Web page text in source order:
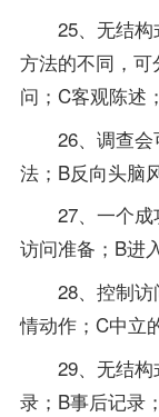
25、无结构
方法的不同，
问；C客观陈述；
26、调查会
法；B反向头脑
27、一个成
访问准备；B进
28、控制访
情动作；C中立
29、无结构
录；B事后记录；